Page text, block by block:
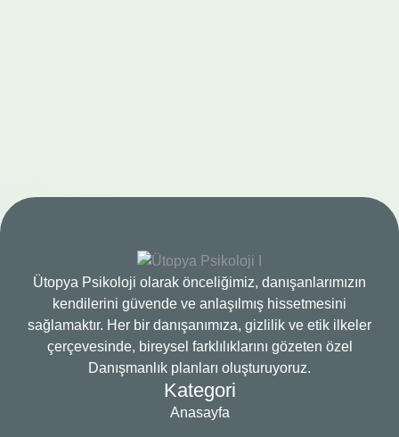
Ütopya Psikoloji olarak önceliğimiz, danışanlarımızın
kendilerini güvende ve anlaşılmış hissetmesini
sağlamaktır. Her bir danışanımıza, gizlilik ve etik ilkeler
çerçevesinde, bireysel farklılıklarını gözeten özel
Danışmanlık planları oluşturuyoruz.
Kategori
Anasayfa